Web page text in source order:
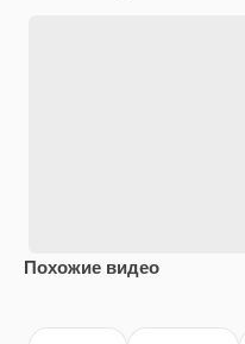
Похожие видео